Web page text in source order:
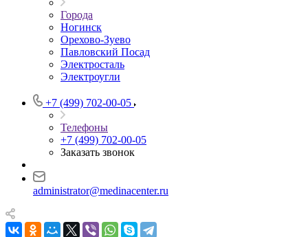
Города
Ногинск
Орехово-Зуево
Павловский Посад
Электросталь
Электроугли
+7 (499) 702-00-05
Телефоны
+7 (499) 702-00-05
Заказать звонок
administrator@medinacenter.ru